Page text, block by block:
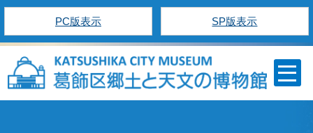
PC版表示 SP版表示